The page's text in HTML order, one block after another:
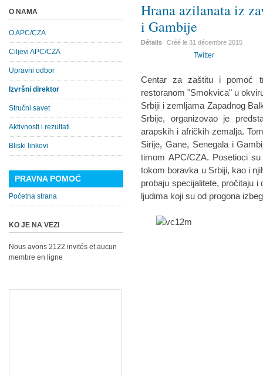
Hrana azilanata iz
i Gambije
Détails Créé le31 décembre 2015
Twitter
Centar za zaštitu i pomoć
restoranom "Smokvica" u
Srbiji i zemljama Zapadnog
Srbije, organizovao je
arapskih i afričkih zemalja.
Sirije, Gane, Senegala i
timom APC/CZA. Posetioci
tokom boravka u Srbiji, kao i
probaju specijalitete, pročitaju
ljudima koji su od progona
O NAMA
O APC/CZA
Ciljevi APC/CZA
Upravni odbor
Izvršni direktor
Stručni savet
Aktivnosti i rezultati
Bliski linkovi
PRAVNA POMOĆ
Početna strana
KO JE NA VEZI
Nous avons 2122 invités et aucun
membre en ligne